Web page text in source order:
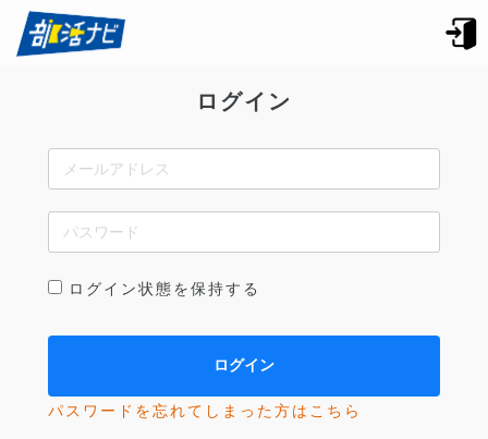
ログイン
ログイン状態を保持する
パスワードを忘れてしまった方はこちら